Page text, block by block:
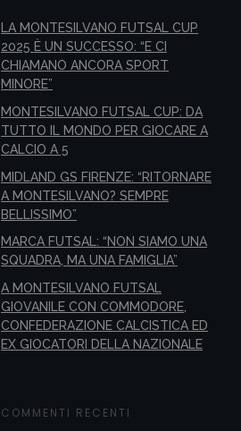
LA MONTESILVANO FUTSAL CUP
2025 È UN SUCCESSO: “E CI
CHIAMANO ANCORA SPORT
MINORE”
MONTESILVANO FUTSAL CUP: DA
TUTTO IL MONDO PER GIOCARE A
CALCIO A 5
MIDLAND GS FIRENZE: “RITORNARE
A MONTESILVANO? SEMPRE
BELLISSIMO”
MARCA FUTSAL: “NON SIAMO UNA
SQUADRA, MA UNA FAMIGLIA”
A MONTESILVANO FUTSAL
GIOVANILE CON COMMODORE,
CONFEDERAZIONE CALCISTICA ED
EX GIOCATORI DELLA NAZIONALE
COMMENTI RECENTI